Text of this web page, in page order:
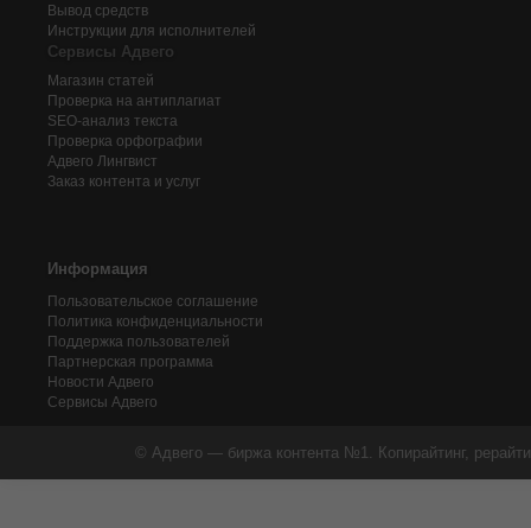
Вывод средств
Инструкции для исполнителей
Сервисы Адвего
Магазин статей
Проверка на антиплагиат
SEO-анализ текста
Проверка орфографии
Адвего Лингвист
Заказ контента и услуг
Информация
Пользовательское соглашение
Политика конфиденциальности
Поддержка пользователей
Партнерская программа
Новости Адвего
Сервисы Адвего
© Адвего — биржа контента №1. Копирайтинг,